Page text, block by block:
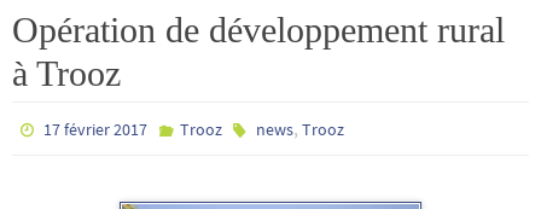
Opération de développement rural
à Trooz
17 février 2017 Trooz news, Trooz